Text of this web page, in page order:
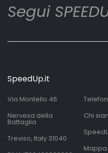
Segui
SpeedUp.it
Via Montello 46
Nervesa della
Battaglia
Treviso, Italy 31040
Chi